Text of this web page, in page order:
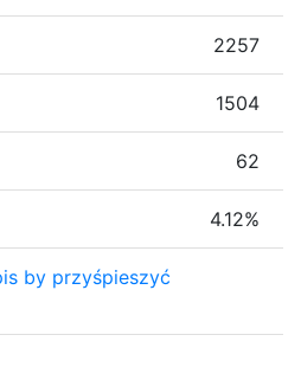
2257
1504
62
4.12%
by przyśpieszyć